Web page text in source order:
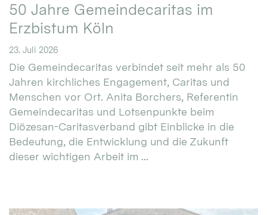
50 Jahre Gemeindecaritas im
Erzbistum Köln
23. Juli 2026
Die Gemeindecaritas verbindet seit mehr als 50
Jahren kirchliches Engagement, Caritas und
Menschen vor Ort. Anita Borchers, Referentin
Gemeindecaritas und Lotsenpunkte beim
Diözesan-Caritasverband gibt Einblicke in die
Bedeutung, die Entwicklung und die Zukunft
dieser wichtigen Arbeit im ...